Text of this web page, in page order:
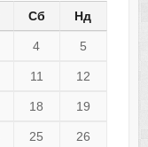
Сб Нд
4 5
11 12
18 19
25 26